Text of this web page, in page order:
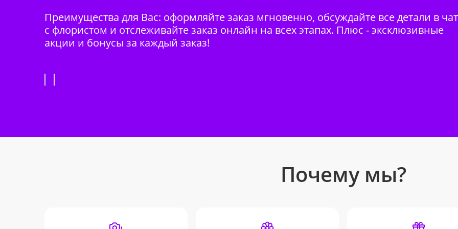
Преимущества для Вас: оформляйте заказ мгновенно, обсуждайте все детали в
с флористом и отслеживайте заказ онлайн на всех этапах. Плюс - эксклюзивные
акции и бонусы за каждый заказ!
Почему мы?